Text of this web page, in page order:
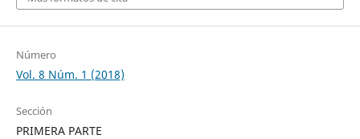
Número
Vol. 8 Núm. 1 (2018)
Sección
PRIMERA PARTE